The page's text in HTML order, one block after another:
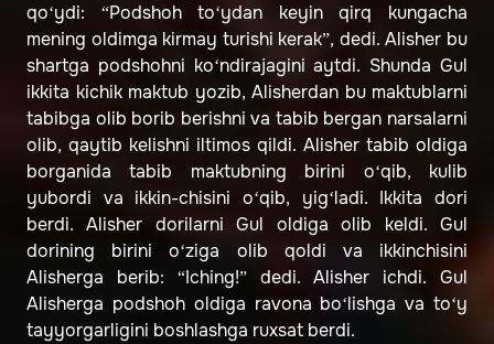
qo‘ydi: “Podshoh to‘ydan keyin qirq kungacha
mening oldimga kirmay turishi kerak”, dedi. Alisher bu
shartga podshohni ko‘ndirajagini aytdi. Shunda Gul
ikkita kichik maktub yozib, Alisherdan bu maktublarni
tabibga olib borib berishni va tabib bergan narsalarni
olib, qaytib kelishni iltimos qildi. Alisher tabib oldiga
borganida tabib maktubning birini o‘qib, kulib
yubordi va ikkin-chisini o‘qib, yig‘ladi. Ikkita dori
berdi. Alisher dorilarni Gul oldiga olib keldi. Gul
dorining birini o‘ziga olib qoldi va ikkinchisini
Alisherga berib: “Iching!” dedi. Alisher ichdi. Gul
Alisherga podshoh oldiga ravona bo‘lishga va to‘y
tayyorgarligini boshlashga ruxsat berdi.